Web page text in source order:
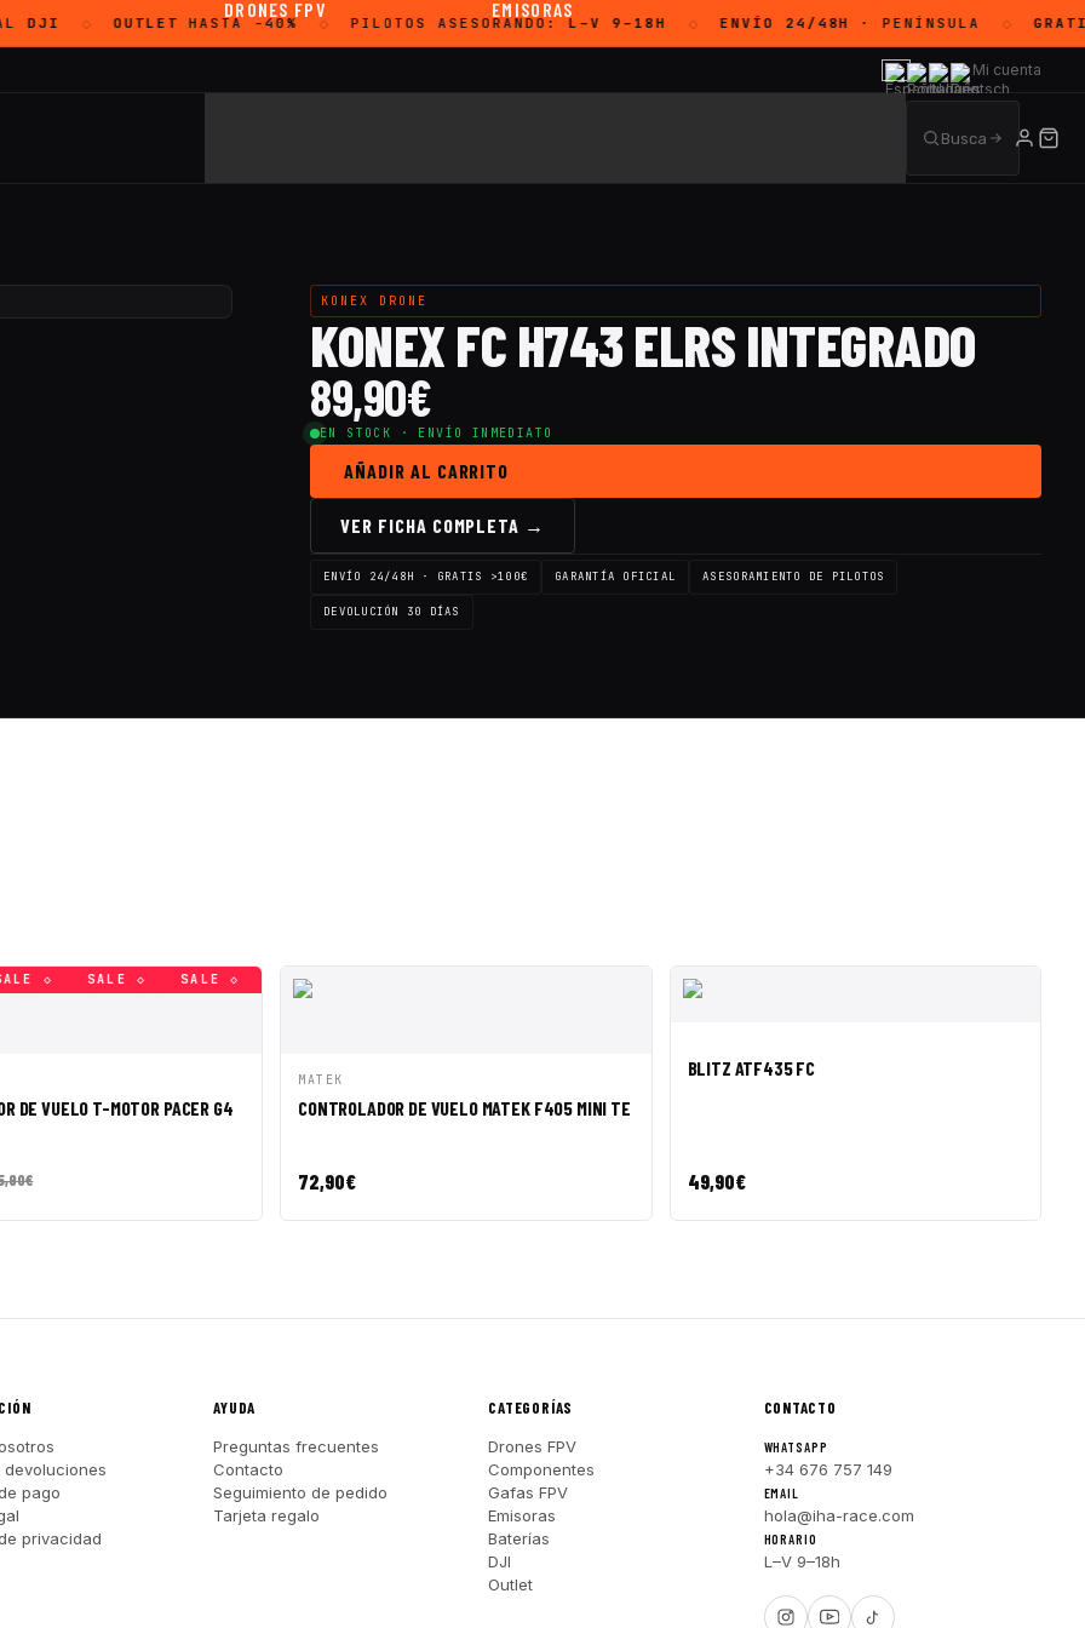
DJI OUTLETHASTA -40% PILOTOS ASESORANDO: L–V 9–18H ENVÍO 24/48H· PENÍNSULA GRATIS
Mi cuenta
EMISORAS
DRONES FPV
KONEX DRONE
KONEX FC H743 ELRS INTEGRADO
89,90€
EN STOCK · ENVÍO INMEDIATO
AÑADIR AL CARRITO
VER FICHA COMPLETA →
ENVÍO 24/48H · GRATIS >100€ GARANTÍA OFICIAL ASESORAMIENTO DE PILOTOS
DEVOLUCIÓN 30 DÍAS
◇ SALE ◇ SALE ◇ SALE ◇
◇ SALE ◇ SALE ◇ SALE ◇ SALE ◇
DE VUELO T-MOTOR PACER G4
€
VISTA RÁPIDA
MATEK
CONTROLADOR DE VUELO MATEK F405 MINI TE
72,90€
BLITZ ATF435 FC
49,90€
devoluciones
pago
privacidad
AYUDA
Preguntas frecuentes
Contacto
Seguimiento de pedido
Tarjeta regalo
CATEGORÍAS
Drones FPV
Componentes
Gafas FPV
Emisoras
Baterías
DJI
Outlet
CONTACTO
WHATSAPP
+34 676 757 149
EMAIL
hola@iha-race.com
HORARIO
L–V 9–18h